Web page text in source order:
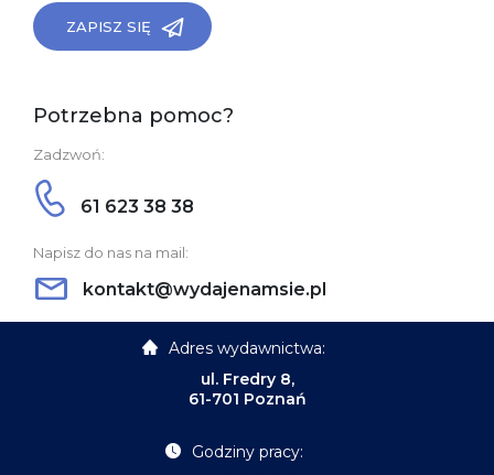
ZAPISZ SIĘ
Potrzebna pomoc?
Zadzwoń:
61 623 38 38
Napisz do nas na mail:
kontakt@wydajenamsie.pl
Adres wydawnictwa:
ul. Fredry 8,
61-701 Poznań
Godziny pracy: